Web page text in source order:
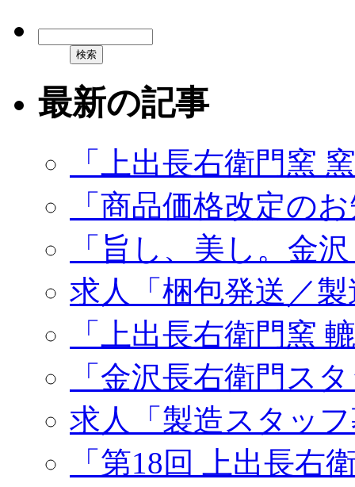
最新の記事
「上出長右衛門窯
「商品価格改定の
「旨し、美し。金
求人「梱包発送／
「上出長右衛門窯
「金沢長右衛門ス
求人「製造スタッ
「第18回 上出長右